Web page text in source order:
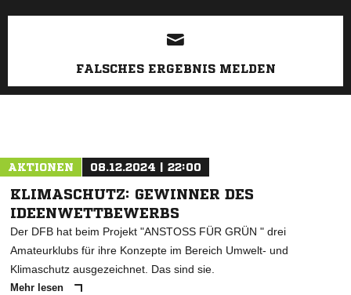
FALSCHES ERGEBNIS MELDEN
AKTIONEN 08.12.2024 | 22:00
KLIMASCHUTZ: GEWINNER DES
IDEENWETTBEWERBS
Der DFB hat beim Projekt "ANSTOSS FÜR GRÜN " drei
Amateurklubs für ihre Konzepte im Bereich Umwelt- und
Klimaschutz ausgezeichnet. Das sind sie.
Mehr lesen